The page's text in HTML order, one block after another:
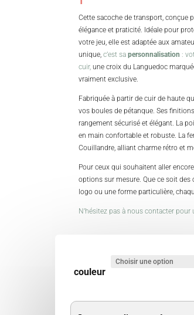
Cette sacoche de transport, conçue
élégance et praticité. Idéale pour
votre jeu, elle est adaptée aux
unique,c’est sapersonnalisation :
cuir, une croix du Languedoc
vraiment exclusive.
Fabriquée à partir de cuir de haute
vos boules de pétanque. Ses
rangement sécurisé et élégant. La
en main confortable et robuste. La
Couillandre, alliant charme rétro et
Pour ceux qui souhaitent aller
options sur mesure. Que ce soit des
logo ou une forme particulière,
N’hésitez pas à nous contacter pour
couleur